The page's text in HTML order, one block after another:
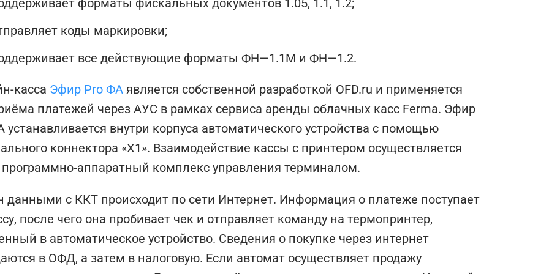
форматы фискальных документов 1.05, 1.1, 1.2;
коды маркировки;
все действующие форматы ФН—1.1М и ФН—1.2.
касса Эфир Pro ФА является собственной разработкой OFD.ru и применяется
платежей через АУС в рамках сервиса аренды облачных касс Ferma. Эфир
устанавливается внутри корпуса автоматического устройства с помощью
коннектора «Х1». Взаимодействие кассы с принтером осуществляется
программно-аппаратный комплекс управления терминалом.
данными с ККТ происходит по сети Интернет. Информация о платеже поступает
после чего она пробивает чек и отправляет команду на термопринтер,
в автоматическое устройство. Сведения о покупке через интернет
в ОФД, а затем в налоговую. Если автомат осуществляет продажу